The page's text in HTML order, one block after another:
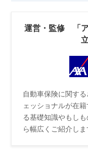
運営・監修 「ア
自動車保険に関す
ェッショナルが在
る基礎知識やもし
ら幅広くご紹介しま